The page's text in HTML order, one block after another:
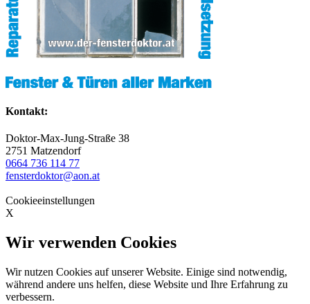
Kontakt:
Doktor-Max-Jung-Straße 38
2751 Matzendorf
0664 736 114 77
fensterdoktor@aon.at
Cookieeinstellungen
X
Wir verwenden Cookies
Wir nutzen Cookies auf unserer Website. Einige sind notwendig,
während andere uns helfen, diese Website und Ihre Erfahrung zu
verbessern.